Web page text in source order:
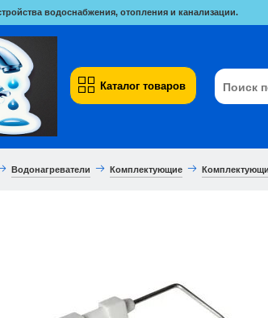
водоснабжения, отопления и канализации.
Каталог товаров
Водонагреватели Комплектующие